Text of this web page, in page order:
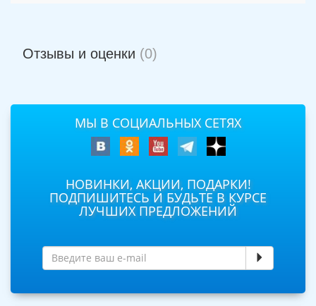
Отзывы и оценки (0)
МЫ В СОЦИАЛЬНЫХ СЕТЯХ
НОВИНКИ, АКЦИИ, ПОДАРКИ!
ПОДПИШИТЕСЬ И БУДЬТЕ В КУРСЕ
ЛУЧШИХ ПРЕДЛОЖЕНИЙ